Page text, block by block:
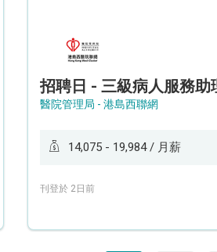
醫院管理局 - 港島西聯網
14,075 - 19,984 / 月薪
刊登於 2日前